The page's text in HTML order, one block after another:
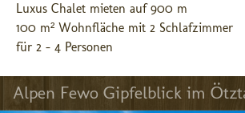
Luxus Chalet mieten auf 900 m
100 m² Wohnfläche mit 2 Schlafzimmer
für 2 - 4 Personen
Alpen Fewo Gipfelblick im